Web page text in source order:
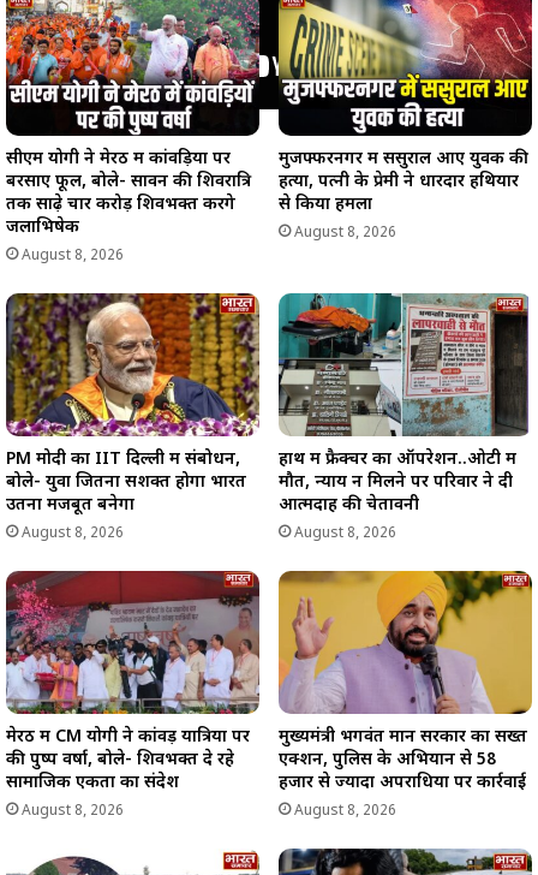
सीएम योगी ने मेरठ में कांवड़ियों पर
बरसाए फूल, बोले- सावन की शिवरात्रि
तक साढ़े चार करोड़ शिवभक्त करेंगे
जलाभिषेक
August 8, 2026
मुजफ्फरनगर में ससुराल आए युवक की
हत्या, पत्नी के प्रेमी ने धारदार हथियार
से किया हमला
August 8, 2026
PM मोदी का IIT दिल्ली में संबोधन,
बोले- युवा जितना सशक्त होगा भारत
उतना मजबूत बनेगा
August 8, 2026
हाथ में फ्रैक्चर का ऑपरेशन..ओटी में
मौत, न्याय न मिलने पर परिवार ने दी
आत्मदाह की चेतावनी
August 8, 2026
मेरठ में CM योगी ने कांवड़ यात्रियों पर
की पुष्प वर्षा, बोले- शिवभक्त दे रहे
सामाजिक एकता का संदेश
August 8, 2026
मुख्यमंत्री भगवंत मान सरकार का सख्त
एक्शन, पुलिस के अभियान से 58
हजार से ज्यादा अपराधियों पर कार्रवाई
August 8, 2026